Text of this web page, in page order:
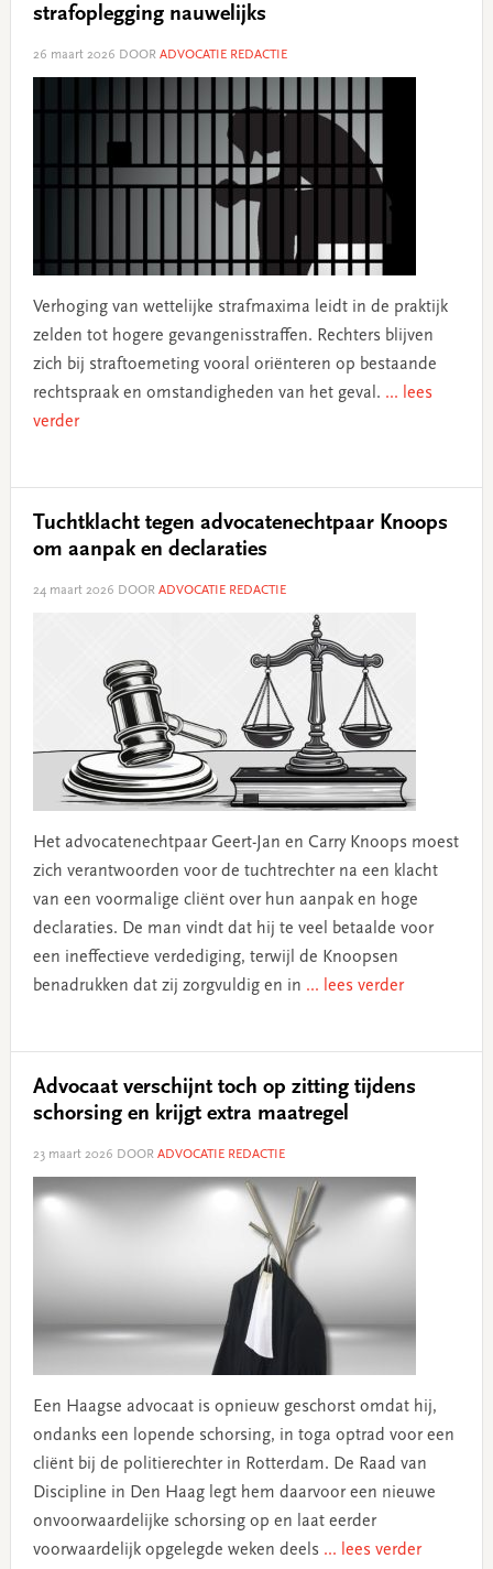
strafoplegging nauwelijks
26 maart 2026 DOOR ADVOCATIE REDACTIE
Verhoging van wettelijke strafmaxima leidt in de praktijk
zelden tot hogere gevangenisstraffen. Rechters blijven
zich bij straftoemeting vooral oriënteren op bestaande
rechtspraak en omstandigheden van het geval. ... lees
verder
Tuchtklacht tegen advocatenechtpaar Knoops
om aanpak en declaraties
24 maart 2026 DOOR ADVOCATIE REDACTIE
Het advocatenechtpaar Geert-Jan en Carry Knoops moest
zich verantwoorden voor de tuchtrechter na een klacht
van een voormalige cliënt over hun aanpak en hoge
declaraties. De man vindt dat hij te veel betaalde voor
een ineffectieve verdediging, terwijl de Knoopsen
benadrukken dat zij zorgvuldig en in ... lees verder
Advocaat verschijnt toch op zitting tijdens
schorsing en krijgt extra maatregel​
23 maart 2026 DOOR ADVOCATIE REDACTIE
Een Haagse advocaat is opnieuw geschorst omdat hij,
ondanks een lopende schorsing, in toga optrad voor een
cliënt bij de politierechter in Rotterdam. De Raad van
Discipline in Den Haag legt hem daarvoor een nieuwe
onvoorwaardelijke schorsing op en laat eerder
voorwaardelijk opgelegde weken deels ... lees verder